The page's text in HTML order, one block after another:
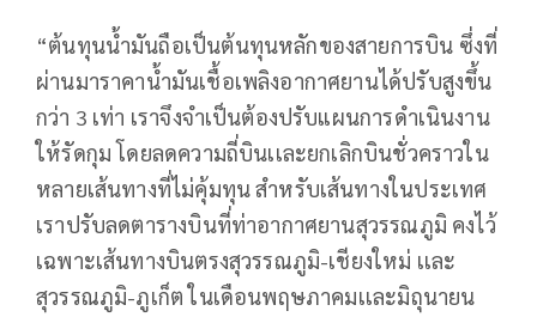
“ต้นทุนน้ำมันถือเป็นต้นทุนหลักของสายการบิน ซึ่งที่
ผ่านมาราคาน้ำมันเชื้อเพลิงอากาศยานได้ปรับสูงขึ้น
กว่า 3 เท่า เราจึงจำเป็นต้องปรับแผนการดำเนินงาน
ให้รัดกุม โดยลดความถี่บินเเละยกเลิกบินชั่วคราวใน
หลายเส้นทางที่ไม่คุ้มทุน สำหรับเส้นทางในประเทศ
เราปรับลดตารางบินที่ท่าอากาศยานสุวรรณภูมิ คงไว้
เฉพาะเส้นทางบินตรงสุวรรณภูมิ-เชียงใหม่ เเละ
สุวรรณภูมิ-ภูเก็ต ในเดือนพฤษภาคมเเละมิถุนายน